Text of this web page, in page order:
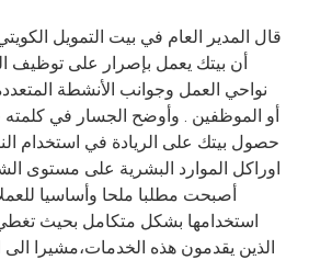
قال المدير العام في بيت التمويل
أن بيتك يعمل بإصرار على توظيف
نواحي العمل وجوانب الأنشطة
أو الموظفين . وأوضح الجسار في كلمته
حصول بيتك على الريادة في استخدام
اوراكل الموارد البشرية على مستوى
أصبحت مطلبا ملحا وأساسيا
استخدامها بشكل متكامل بحيث
الذين يقدمون هذه الخدمات،مشيرا الى